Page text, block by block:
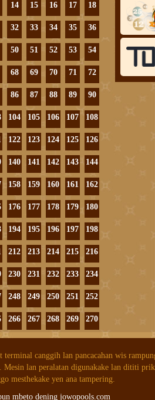
14 15 16 17 18
32 33 34 35 36
50 51 52 53 54
68 69 70 71 72
86 87 88 89 90
104 105 106 107 108
122 123 124 125 126
140 141 142 143 144
158 159 160 161 162
176 177 178 179 180
194 195 196 197 198
212 213 214 215 216
230 231 232 233 234
248 249 250 251 252
266 267 268 269 270
canggih lan pancacahan wis
lan peralatan digunakake lan dititi
mesthekake yen ana tampering.
mbeto dening jowopools.com